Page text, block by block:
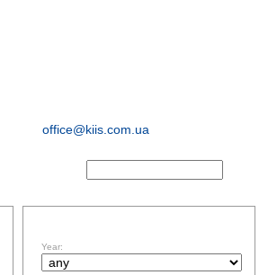
office@kiis.com.ua
Year: